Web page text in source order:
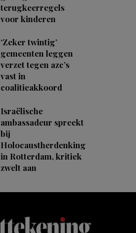
terugkeerregels
voor kinderen
‘Zeker twintig’
gemeenten leggen
verzet tegen azc’s
vast in
coalitieakkoord
Israëlische
ambassadeur spreekt
bij
Holocaustherdenking
in Rotterdam, kritiek
zwelt aan